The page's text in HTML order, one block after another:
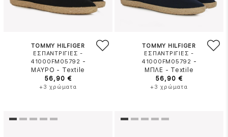
TOMMY HILFIGER
ΕΣΠΑΝΤΡΙΓΙΕΣ -
41000FM05792 -
ΜΑΥΡΟ - Textile
56,90 €
+3 χρώματα
TOMMY HILFIGER
ΕΣΠΑΝΤΡΙΓΙΕΣ -
41000FM05792 -
ΜΠΛΕ - Textile
56,90 €
+3 χρώματα